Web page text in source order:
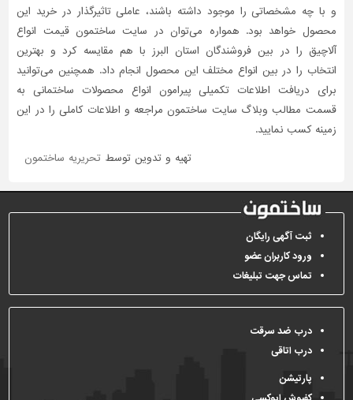
و با چه مشخصاتی را موجود داشته باشند، عاملی تاثیر‌گذار در خرید این
محصول خواهد بود. همواره می‌توان در سایت ساختمون قیمت انواع
آلاچیق را در بین فروشندگان استان البرز با هم مقایسه کرد و بهترین
انتخاب را در بین انواع مختلف این محصول انجام داد. همچنین می‌توانید
برای دریافت اطلاعات تکمیلی پیرامون انواع محصولات ساختمانی به
قسمت مطالب وبلاگ سایت ساختمون مراجعه و اطلاعات کاملی را در این
زمینه کسب نمایید.
تهیه و تدوین توسط تحریریه ساختمون
ثبت آگهی رایگان
ورود کاربران عضو
تماس جهت تبلیغات
درب ضد سرقت
درب اتاقی
پارتیشن